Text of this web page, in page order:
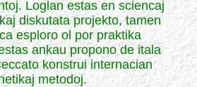
Loglan estas en sciencaj
diskutata projekto, tamen
esploro ol por praktika
ankau propono de itala
konstrui internacian
metodoj.